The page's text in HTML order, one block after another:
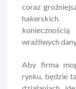
coraz
hakerskich.
koniecznością
wrażliwych
Aby firma
rynku, będzie